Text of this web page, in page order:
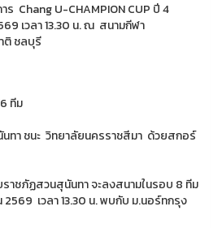
Chang U-CHAMPION CUP ปี 4
เวลา 13.30 น. ณ สนามกีฬา
ติ ชลบุรี
ทีม
ทา ชนะ วิทยาลัยนครราชสีมา ด้วยสกอร์
าชภัฏสวนสุนันทา จะลงสนามในรอบ 8 ทีม
เวลา 13.30 น. พบกับ ม.นอร์ทกรุง